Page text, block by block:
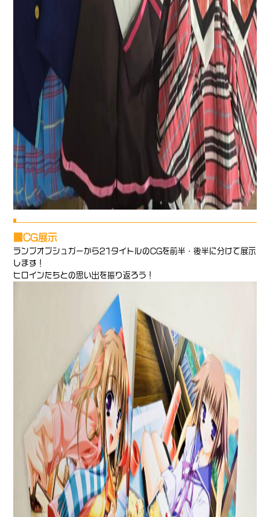
■CG展示
ランプオブシュガーから21タイトルのCGを前半・後半に分けて展示
します！
ヒロインたちとの思い出を振り返ろう！